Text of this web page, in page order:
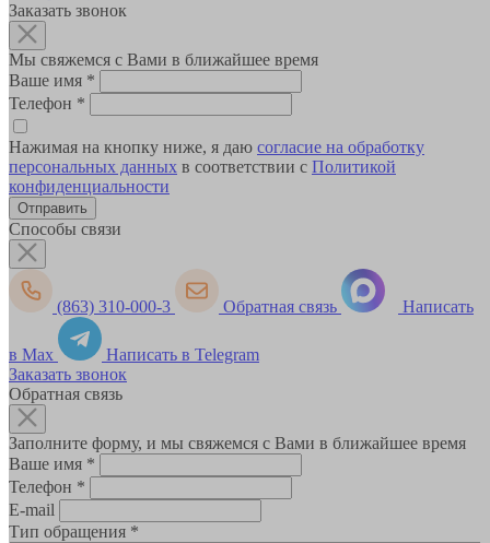
Заказать звонок
Мы свяжемся с Вами в ближайшее время
Ваше имя *
Телефон *
Нажимая на кнопку ниже, я даю согласие на обработку
персональных данных в соответствии с Политикой
конфиденциальности
Способы связи
(863) 310-000-3 Обратная связь Написать
в Max
Написать в Telegram
Заказать звонок
Обратная связь
Заполните форму, и мы свяжемся с Вами в ближайшее время
Ваше имя *
Телефон *
E-mail
Тип обращения *